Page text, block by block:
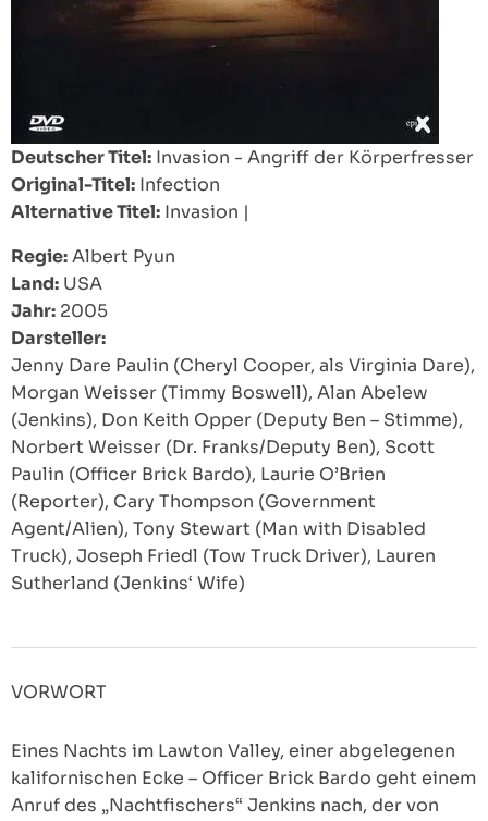
Deutscher Titel: Invasion - Angriff der Körperfresser
Original-Titel: Infection
Alternative Titel: Invasion |
Regie:Albert Pyun
Land: USA
Jahr: 2005
Darsteller:
Jenny Dare Paulin (Cheryl Cooper, als Virginia Dare),
Morgan Weisser (Timmy Boswell), Alan Abelew
(Jenkins), Don Keith Opper (Deputy Ben – Stimme),
Norbert Weisser (Dr. Franks/Deputy Ben), Scott
Paulin (Officer Brick Bardo), Laurie O’Brien
(Reporter), Cary Thompson (Government
Agent/Alien), Tony Stewart (Man with Disabled
Truck), Joseph Friedl (Tow Truck Driver), Lauren
Sutherland (Jenkins‘ Wife)
VORWORT
Eines Nachts im Lawton Valley, einer abgelegenen
kalifornischen Ecke – Officer Brick Bardo geht einem
Anruf des „Nachtfischers“ Jenkins nach, der von